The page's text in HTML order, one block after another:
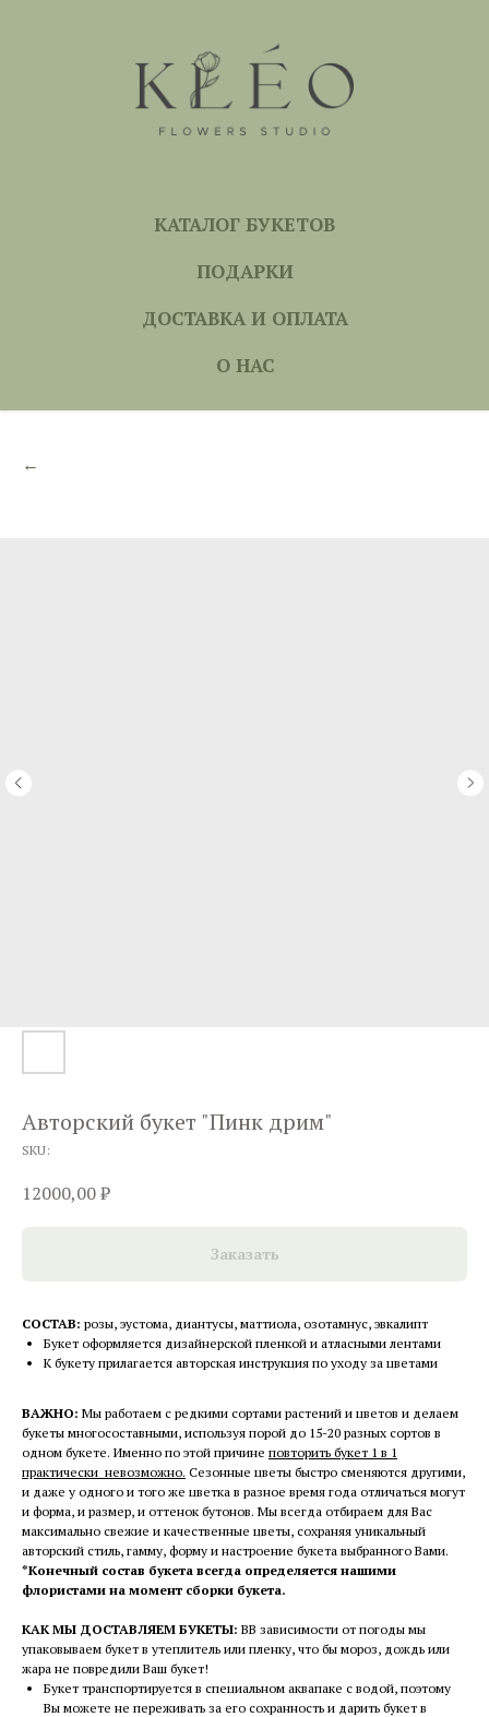
КАТАЛОГ БУКЕТОВ
ПОДАРКИ
ДОСТАВКА И ОПЛАТА
О НАС
←
Авторский букет "Пинк дрим"
SKU:
12000,00₽
Заказать
СОСТАВ: розы, эустома, диантусы, маттиола, озотамнус, эвкалипт
Букет оформляется дизайнерской пленкой и атласными лентами
К букету прилагается авторская инструкция по уходу за цветами
ВАЖНО: Мы работаем с редкими сортами растений и цветов и делаем
букеты многосоставными, используя порой до 15-20 разных сортов в
одном букете. Именно по этой причине повторить букет 1 в 1
практически невозможно. Сезонные цветы быстро сменяются другими,
и даже у одного и того же цветка в разное время года отличаться могут
и форма, и размер, и оттенок бутонов. Мы всегда отбираем для Вас
максимально свежие и качественные цветы, сохраняя уникальный
авторский стиль, гамму, форму и настроение букета выбранного Вами.
*Конечный состав букета всегда определяется нашими
флористами на момент сборки букета.
КАК МЫ ДОСТАВЛЯЕМ БУКЕТЫ: ВВ зависимости от погоды мы
упаковываем букет в утеплитель или пленку, что бы мороз, дождь или
жара не повредили Ваш букет!
Букет транспортируется в специальном аквапаке с водой, поэтому
Вы можете не переживать за его сохранность и дарить букет в